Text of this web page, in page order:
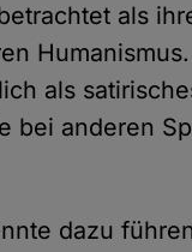
als
als
bei anderen
dazu